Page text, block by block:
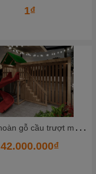
1₫
B
ộ liên hoàn gỗ cầu trượt mẫu mới
42.000.000₫